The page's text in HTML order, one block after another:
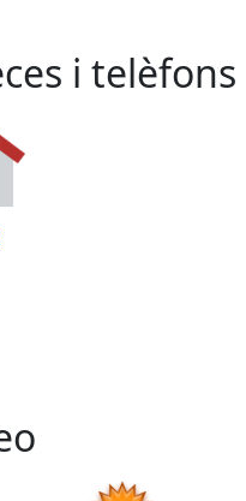
i telèfons